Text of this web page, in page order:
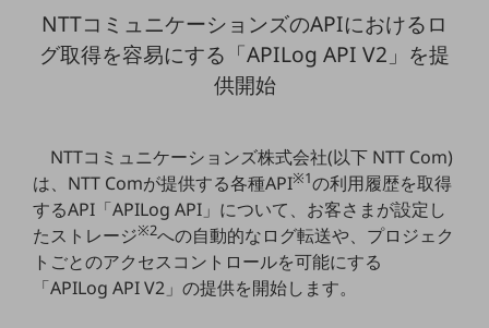
産業・地域DXプラットフォーマーとして
企業と地域が持続成長する社会を目指します
Smart Mobility
Smart Worksite
生成AI(Generative AI)
地域の取り組み
地域社会を支える皆さまと地域課題の解決や
地域経済のさらなる活性化に取り組みます
自治体・地域社会との共創
取り組みを検索
NTTコミュニケーションズのAPIにおけるロ
グ取得を容易にする「APILog API V2」を提
供開始
NTTコミュニケーションズ株式会社(以下 NTT Com)
は、NTT Comが提供する各種API※1の利用履歴を取得
するAPI「APILog API」について、お客さまが設定し
たストレージ※2への自動的なログ転送や、プロジェク
トごとのアクセスコントロールを可能にする
「APILog API V2」の提供を開始します。